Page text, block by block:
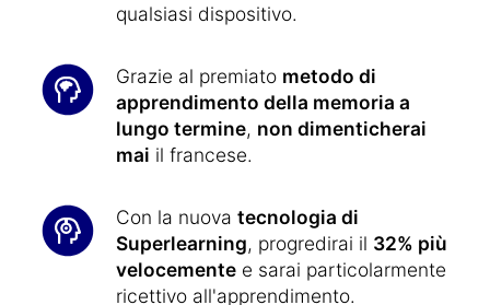
qualsiasi dispositivo.
Grazie al premiato metodo di
apprendimento della memoria a
lungo termine, non dimenticherai
mai il francese.
Con la nuova tecnologia di
Superlearning, progredirai il 32% più
velocemente e sarai particolarmente
ricettivo all'apprendimento.